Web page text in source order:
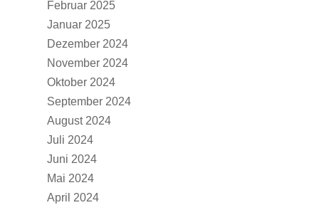
Februar 2025
Januar 2025
Dezember 2024
November 2024
Oktober 2024
September 2024
August 2024
Juli 2024
Juni 2024
Mai 2024
April 2024